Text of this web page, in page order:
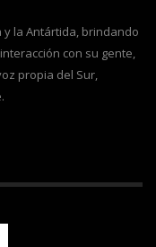
y la Antártida, brindando
con su gente,
propia del Sur,